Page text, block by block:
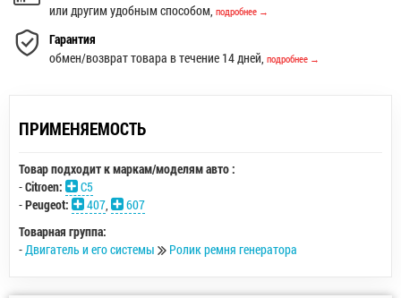
или другим удобным способом, подробнее →
Гарантия
обмен/возврат товара в течение 14 дней, подробнее →
ПРИМЕНЯЕМОСТЬ
Товар подходит к маркам/моделям авто :
-Citroen:
C5
-Peugeot: 407,
607
Товарная группа:
-Двигатель и его системы Ролик ремня генератора